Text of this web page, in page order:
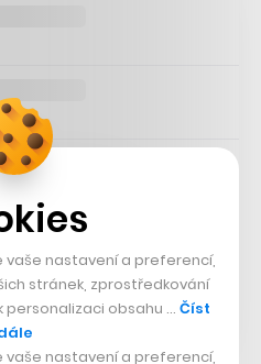
vaše nastavení a preferencí,
stránek, zprostředkování
personalizaci obsahu … Číst
vaše nastavení a preferencí,